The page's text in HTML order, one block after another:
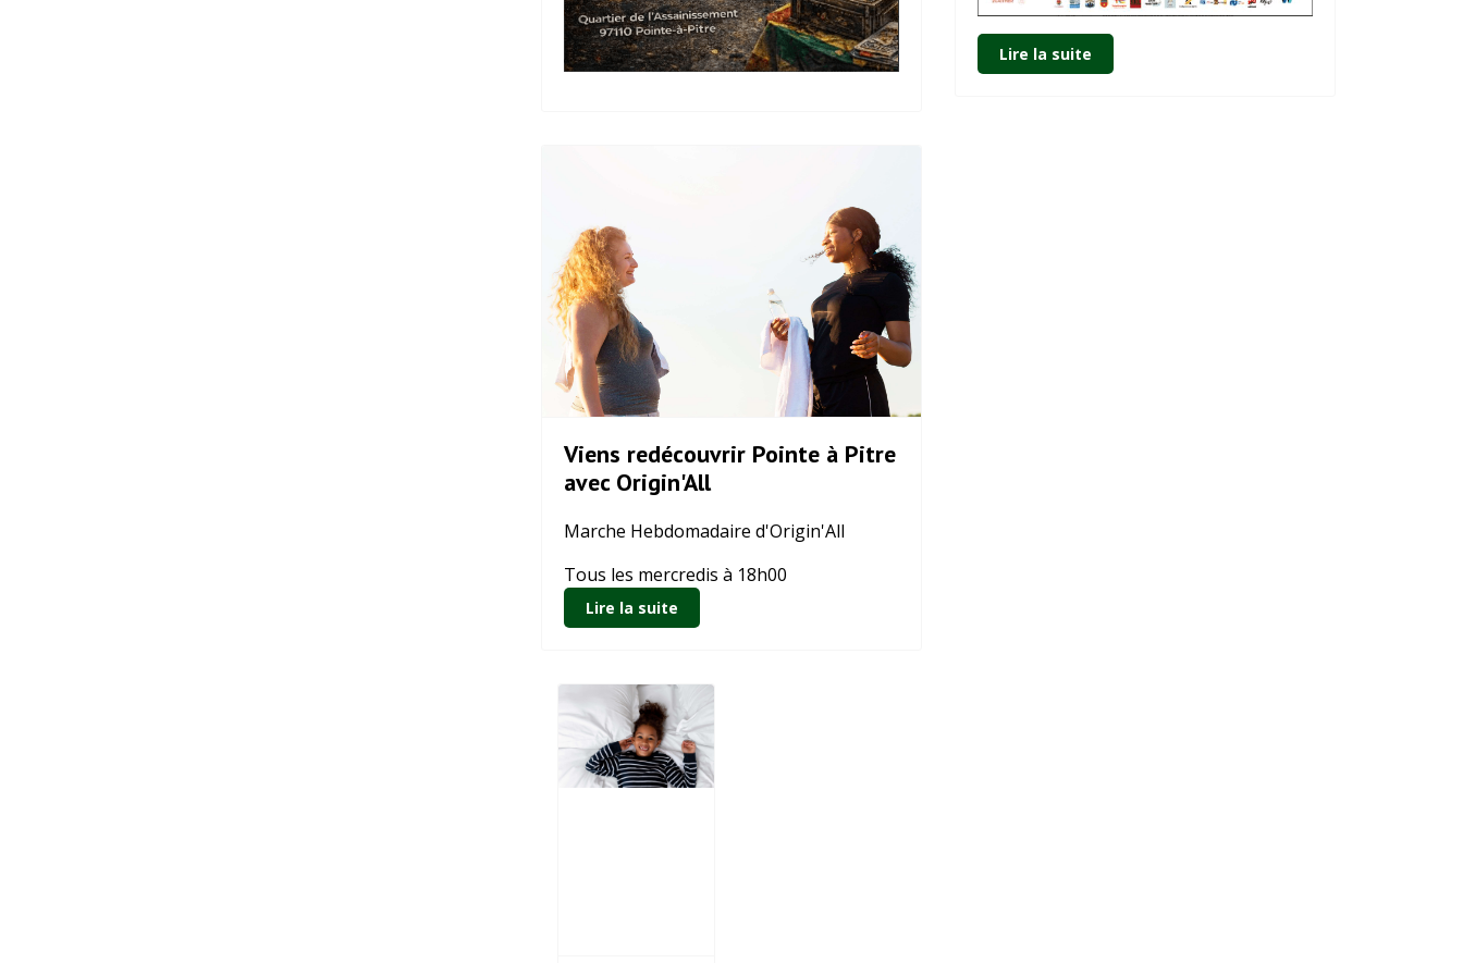
Lire la suite
Viens redécouvrir Pointe à Pitre
avec Origin'All
Marche Hebdomadaire d'Origin'All
Tous les mercredis à 18h00
Lire la suite